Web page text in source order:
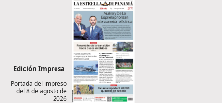
Edición Impresa
Portada del impreso
del 8 de agosto de
2026